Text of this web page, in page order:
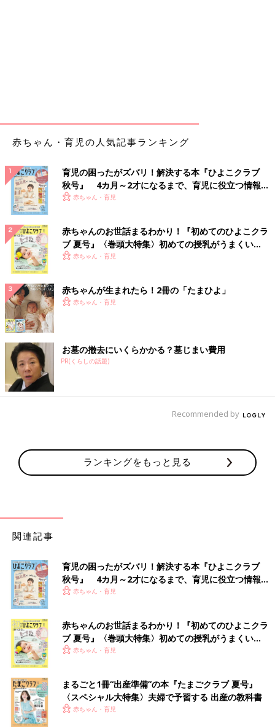
赤ちゃん・育児の人気記事ランキング
育児の困ったがズバリ！解決する本『ひよこクラブ
秋号』 4カ月～2才になるまで、育児に役立つ情報が
いっぱい！
赤ちゃん・育児
赤ちゃんのお世話まるわかり！『初めてのひよこクラ
ブ 夏号』〈巻頭大特集〉初めての授乳がうまくい
く！ おっぱい・ミルクの基本と夏のトラブル 解決テ
赤ちゃん・育児
赤ちゃんが生まれたら！2冊の「たまひよ」
赤ちゃん・育児
お墓の撤去にいくらかかる？墓じまい費用
PR(くらしの話題)
Recommended by
ランキングをもっと見る
関連記事
育児の困ったがズバリ！解決する本『ひよこクラブ
秋号』 4カ月～2才になるまで、育児に役立つ情報が
いっぱい！
赤ちゃん・育児
赤ちゃんのお世話まるわかり！『初めてのひよこクラ
ブ 夏号』〈巻頭大特集〉初めての授乳がうまくい
く！ おっぱい・ミルクの基本と夏のトラブル 解決テ
赤ちゃん・育児
まるごと1冊“出産準備”の本『たまごクラブ 夏号』
〈スペシャル大特集〉夫婦で予習する 出産の教科書
赤ちゃん・育児